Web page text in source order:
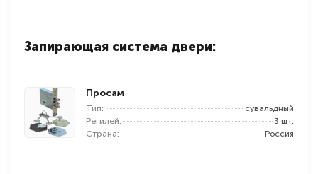
Запирающая система двери:
Просам
Тип:
сувальдный
Регилей:
3 шт.
Страна:
Россия